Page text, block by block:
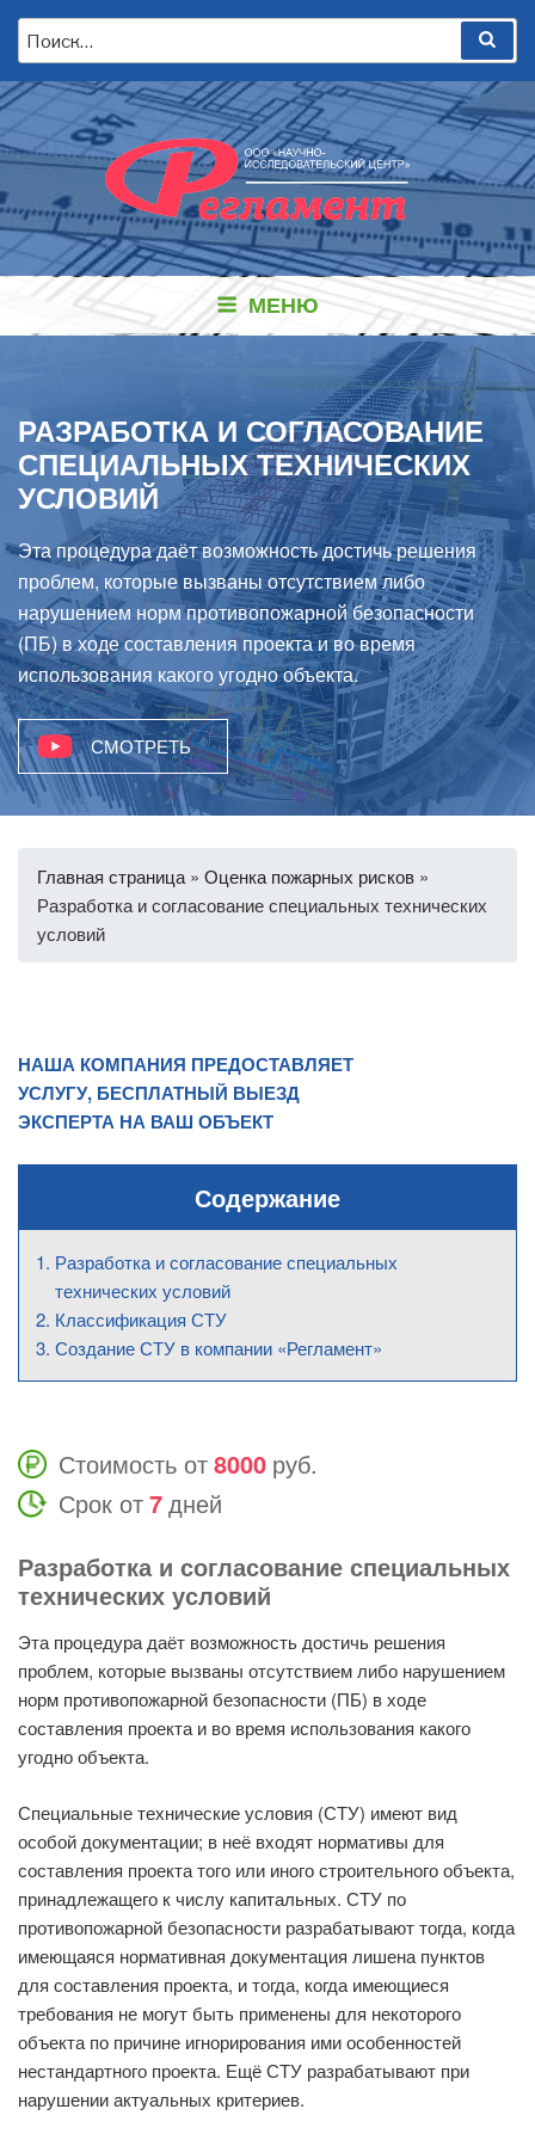
Перейти
содержимому
Искать:
МЕНЮ
РАЗРАБОТКА И СОГЛАСОВАНИЕ
СПЕЦИАЛЬНЫХ ТЕХНИЧЕСКИХ
УСЛОВИЙ
Эта процедура даёт возможность достичь решения
проблем, которые вызваны отсутствием либо
нарушением норм противопожарной безопасности
(ПБ) в ходе составления проекта и во время
использования какого угодно объекта.
СМОТРЕТЬ
Главная страница » Оценка пожарных рисков »
Разработка и согласование специальных технических
условий
НАША КОМПАНИЯ ПРЕДОСТАВЛЯЕТ
УСЛУГУ, БЕСПЛАТНЫЙ ВЫЕЗД
ЭКСПЕРТА НА ВАШ ОБЪЕКТ
Содержание
Разработка и согласование специальных
технических условий
Классификация СТУ
Создание СТУ в компании «Регламент»
Стоимость от8000 руб.
Срок от7дней
Разработка и согласование специальных
технических условий
Эта процедура даёт возможность достичь решения
проблем, которые вызваны отсутствием либо нарушением
норм противопожарной безопасности (ПБ) в ходе
составления проекта и во время использования какого
угодно объекта.
Специальные технические условия (СТУ) имеют вид
особой документации; в неё входят нормативы для
составления проекта того или иного строительного объекта,
принадлежащего к числу капитальных. СТУ по
противопожарной безопасности разрабатывают тогда, когда
имеющаяся нормативная документация лишена пунктов
для составления проекта, и тогда, когда имеющиеся
требования не могут быть применены для некоторого
объекта по причине игнорирования ими особенностей
нестандартного проекта. Ещё СТУ разрабатывают при
нарушении актуальных критериев.